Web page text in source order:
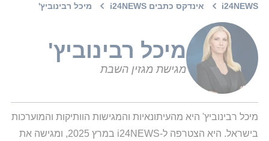
i24NEWS אינדקס כתבים i24NEWS מיכל רבינוביץ'
מיכל רבינוביץ'
מגישת מגזין השבת